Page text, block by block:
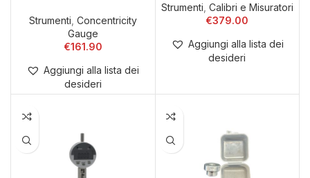
Strumenti Concentricity
Gauge
€161.90
Aggiungi alla lista dei
desideri
Strumenti Calibri e Misuratori
€379.00
Aggiungi alla lista dei
desideri